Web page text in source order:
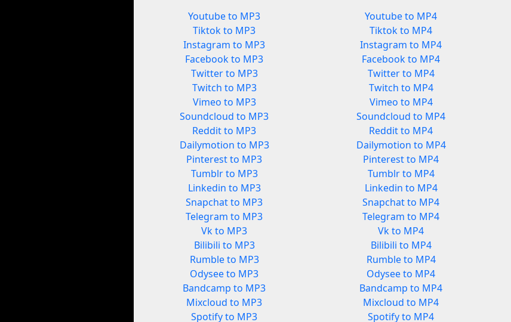
Youtube to MP3
Tiktok to MP3
Instagram to MP3
Facebook to MP3
Twitter to MP3
Twitch to MP3
Vimeo to MP3
Soundcloud to MP3
Reddit to MP3
Dailymotion to MP3
Pinterest to MP3
Tumblr to MP3
Linkedin to MP3
Snapchat to MP3
Telegram to MP3
Vk to MP3
Bilibili to MP3
Rumble to MP3
Odysee to MP3
Bandcamp to MP3
Mixcloud to MP3
Spotify to MP3
Youtube to MP4
Tiktok to MP4
Instagram to MP4
Facebook to MP4
Twitter to MP4
Twitch to MP4
Vimeo to MP4
Soundcloud to MP4
Reddit to MP4
Dailymotion to MP4
Pinterest to MP4
Tumblr to MP4
Linkedin to MP4
Snapchat to MP4
Telegram to MP4
Vk to MP4
Bilibili to MP4
Rumble to MP4
Odysee to MP4
Bandcamp to MP4
Mixcloud to MP4
Spotify to MP4